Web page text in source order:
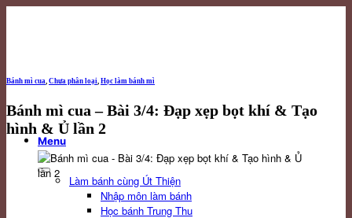
Menu
Làm bánh cùng Út Thiện
Nhập môn làm bánh
Học bánh Trung Thu
Bánh mì cua, Chưa phân loại, Học làm bánh mì
Bánh mì cua – Bài 3/4: Đạp xẹp bọt khí & Tạo
hình & Ủ lần 2